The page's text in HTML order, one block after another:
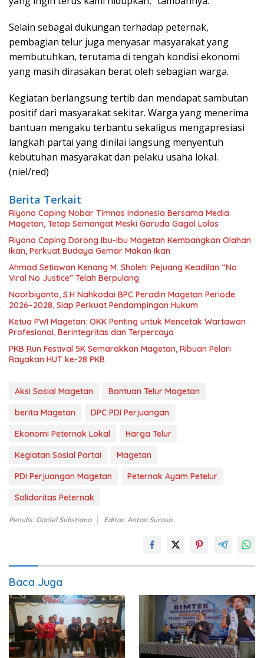
Selain sebagai dukungan terhadap peternak,
pembagian telur juga menyasar masyarakat yang
membutuhkan, terutama di tengah kondisi ekonomi
yang masih dirasakan berat oleh sebagian warga.
Kegiatan berlangsung tertib dan mendapat sambutan
positif dari masyarakat sekitar. Warga yang menerima
bantuan mengaku terbantu sekaligus mengapresiasi
langkah partai yang dinilai langsung menyentuh
kebutuhan masyarakat dan pelaku usaha lokal.
(niel/red)
Berita Terkait
Riyono Caping Nobar Timnas Indonesia Bersama Media
Magetan, Tetap Semangat Meski Garuda Gagal Lolos
Riyono Caping Dorong Ibu-Ibu Magetan Kembangkan Olahan
Ikan, Perkuat Budaya Gemar Makan Ikan
Ahmad Setiawan Kenang M. Sholeh: Pejuang Keadilan “No
Viral No Justice” Telah Berpulang
Noorbiyanto, S.H Nahkodai BPC Peradin Magetan Periode
2026–2028, Siap Perkuat Pendampingan Hukum
Ketua PWI Magetan: OKK Penting untuk Mencetak Wartawan
Profesional, Berintegritas dan Terpercaya
PKB Run Festival 5K Semarakkan Magetan, Ribuan Pelari
Rayakan HUT ke-28 PKB
Aksi Sosial Magetan
Bantuan Telur Magetan
berita Magetan
DPC PDI Perjuangan
Ekonomi Peternak Lokal
Harga Telur
Kegiatan Sosial Partai
Magetan
PDI Perjuangan Magetan
Peternak Ayam Petelur
Solidaritas Peternak
Penulis: Daniel Sulistiono Editor: Anton Suroso
Baca Juga